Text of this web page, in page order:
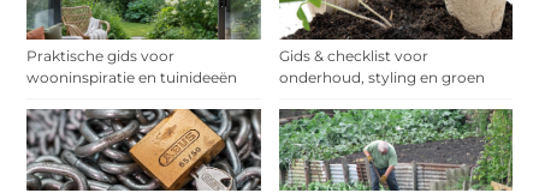
Praktische gids voor
wooninspiratie en tuinideeën
Gids & checklist voor
onderhoud, styling en groen